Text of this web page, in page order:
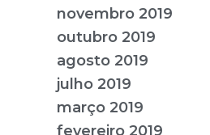
novembro 2019
outubro 2019
agosto 2019
julho 2019
março 2019
fevereiro 2019